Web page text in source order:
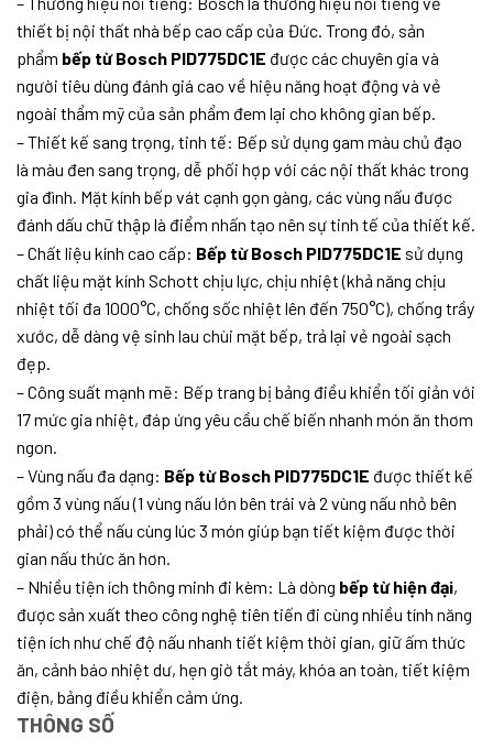
thiết bị nội thất nhà bếp cao cấp của Đức. Trong đó, sản
phẩm bếp từ Bosch PID775DC1E được các chuyên gia và
người tiêu dùng đánh giá cao về hiệu năng hoạt động và vẻ
ngoài thẩm mỹ của sản phẩm đem lại cho không gian bếp.
– Thiết kế sang trọng, tinh tế: Bếp sử dụng gam màu chủ đạo
là màu đen sang trọng, dễ phối hợp với các nội thất khác trong
gia đình. Mặt kính bếp vát cạnh gọn gàng, các vùng nấu được
đánh dấu chữ thập là điểm nhấn tạo nên sự tinh tế của thiết kế.
– Chất liệu kính cao cấp: Bếp từ Bosch PID775DC1E sử dụng
chất liệu mặt kính Schott chịu lực, chịu nhiệt (khả năng chịu
nhiệt tối đa 1000°C, chống sốc nhiệt lên đến 750°C), chống trầy
xước, dễ dàng vệ sinh lau chùi mặt bếp, trả lại vẻ ngoài sạch
đẹp.
– Công suất mạnh mẽ: Bếp trang bị bảng điều khiển tối giản với
17 mức gia nhiệt, đáp ứng yêu cầu chế biến nhanh món ăn thơm
ngon.
– Vùng nấu đa dạng​: Bếp từ Bosch PID775DC1E được thiết kế
gồm 3 vùng nấu (1 vùng nấu lớn bên trái và 2 vùng nấu nhỏ bên
phải) có thể nấu cùng lúc 3 món giúp bạn tiết kiệm được thời
gian nấu thức ăn hơn.
– Nhiều tiện ích thông minh đi kèm: Là dòng bếp từ hiện đại,
được sản xuất theo công nghệ tiên tiến đi cùng nhiều tính năng
tiện ích như chế độ nấu nhanh tiết kiệm thời gian, giữ ấm thức
ăn, cảnh báo nhiệt dư, hẹn giờ tắt máy, khóa an toàn, tiết kiệm
điện, bảng điều khiển cảm ứng.
THÔNG SỐ